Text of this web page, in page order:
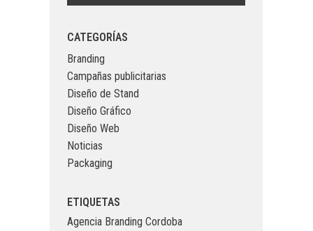
CATEGORÍAS
Branding
Campañas publicitarias
Diseño de Stand
Diseño Gráfico
Diseño Web
Noticias
Packaging
ETIQUETAS
Agencia Branding Cordoba